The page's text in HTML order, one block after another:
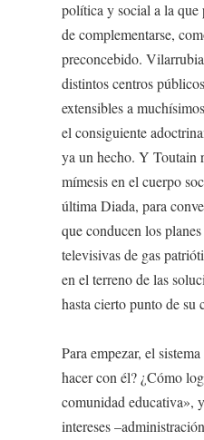
política y social a la que
de complementarse,
preconcebido.
distintos centros
extensibles a
el consiguiente
ya un hecho. Y Toutain
mímesis en el cuerpo
última Diada, para
que conducen los
televisivas de gas
en el terreno de las
hasta cierto punto de su
Para empezar, el
hacer con él? ¿Cómo
comunidad educativa»,
intereses